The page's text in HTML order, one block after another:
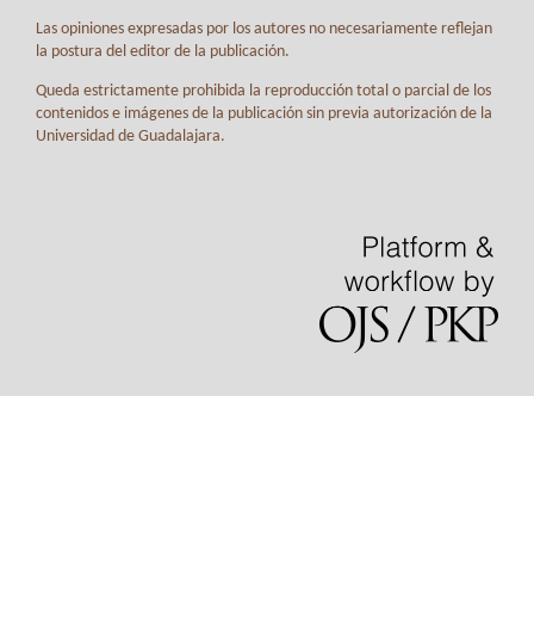
Las opiniones expresadas por los autores no necesariamente reflejan
la postura del editor de la publicación.
Queda estrictamente prohibida la reproducción total o parcial de los
contenidos e imágenes de la publicación sin previa autorización de la
Universidad de Guadalajara.